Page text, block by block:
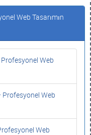
Web Tasarımın
Web
Web
Web